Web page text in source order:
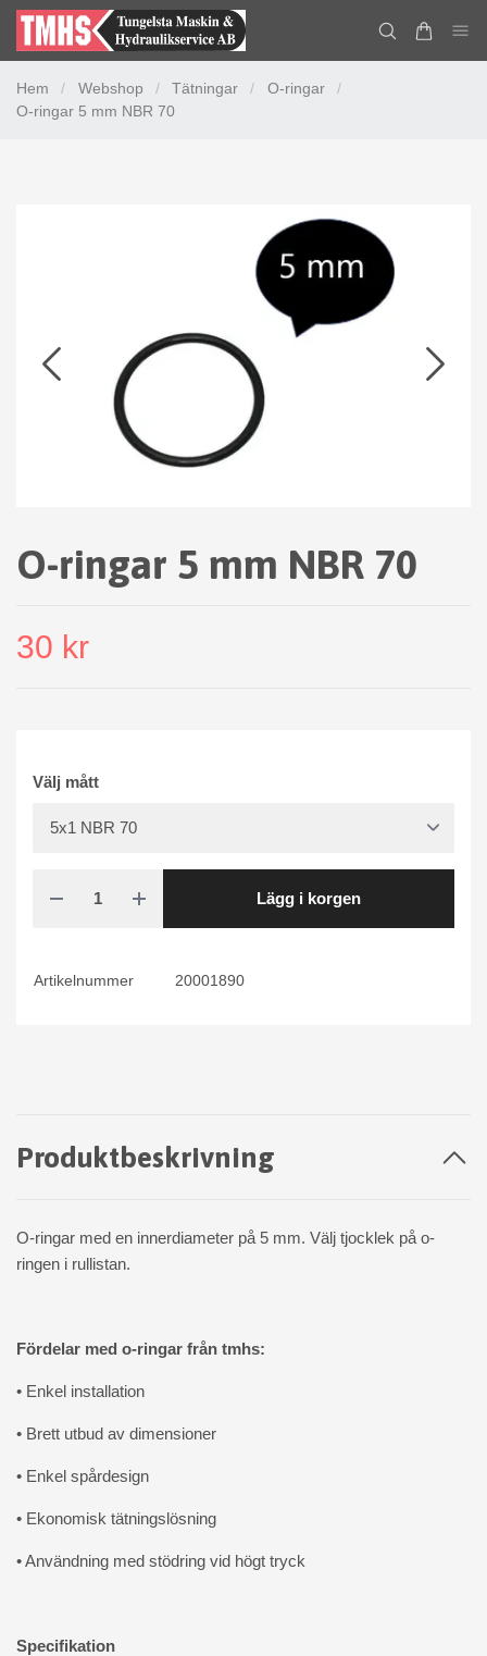
Hem / Webshop / Tätningar / O-ringar
/
O-ringar 5 mm NBR 70
O-ringar 5 mm NBR 70
30 kr
Välj mått
Lägg i korgen
Artikelnummer 20001890
Produktbeskrivning
O-ringar med en innerdiameter på 5 mm. Välj tjocklek på o-
ringen i rullistan.
Fördelar med o-ringar från tmhs:
• Enkel installation
• Brett utbud av dimensioner
• Enkel spårdesign
• Ekonomisk tätningslösning
• Användning med stödring vid högt tryck
Specifikation